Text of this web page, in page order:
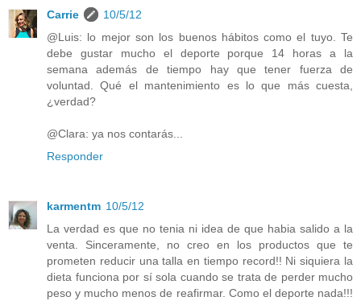
Carrie
10/5/12
@Luis: lo mejor son los buenos hábitos como el tuyo. Te
debe gustar mucho el deporte porque 14 horas a la
semana además de tiempo hay que tener fuerza de
voluntad. Qué el mantenimiento es lo que más cuesta,
¿verdad?
@Clara: ya nos contarás...
Responder
karmentm 10/5/12
La verdad es que no tenia ni idea de que habia salido a la
venta. Sinceramente, no creo en los productos que te
prometen reducir una talla en tiempo record!! Ni siquiera la
dieta funciona por sí sola cuando se trata de perder mucho
peso y mucho menos de reafirmar. Como el deporte nada!!!